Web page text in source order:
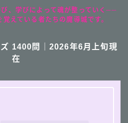
、学びによって魂が整っていく──
えている者たちの魔導城です。
1400問｜2026年6月上旬現
在